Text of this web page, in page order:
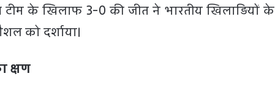
के खिलाफ 3-0 की जीत ने भारतीय खिलाड़ियों के
को दर्शाया।
क्षण